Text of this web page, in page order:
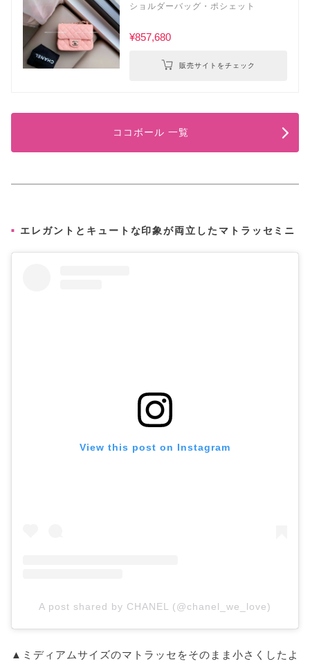
ショルダーバッグ・ポシェット
¥857,680
販売サイトをチェック
ココボール 一覧
エレガントとキュートな印象が両立したマトラッセミニ
View this post on Instagram
A post shared by CHANEL (@chanel_we_love)
▲ミディアムサイズのマトラッセをそのまま小さくしたよ